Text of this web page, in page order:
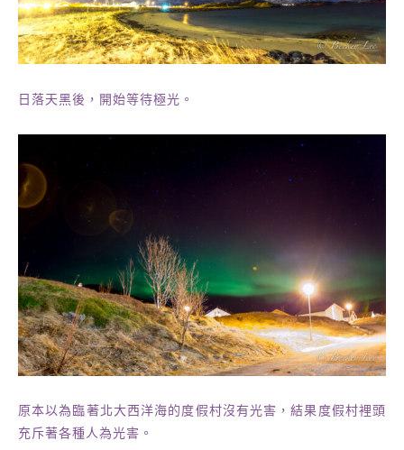
日落天黑後，開始等待極光。